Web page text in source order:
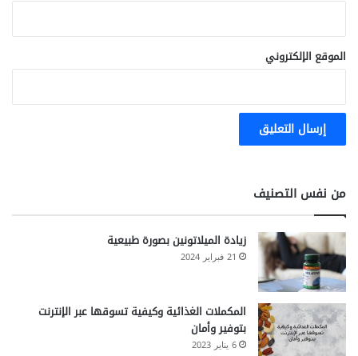
الموقع الإلكتروني
من نفس التصنيف
زيادة الميلاتونين بصورة طبيعية
21 فبراير 2024
المكملات الغذائية وكيفية تسوقها عبر الإنترنت
بتوفير وأمان
6 يناير 2023